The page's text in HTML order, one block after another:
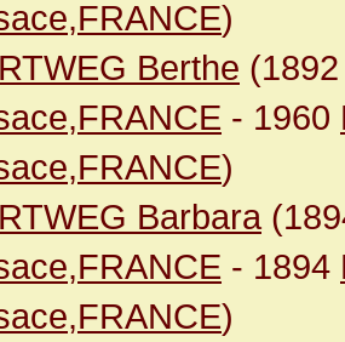
)
Berthe
- 1960
)
Barbara
- 1894
)